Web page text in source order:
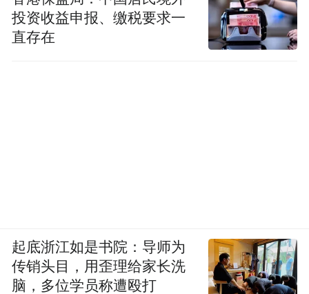
投资收益申报、缴税要求一
直存在
起底浙江如是书院：导师为
传销头目，用歪理给家长洗
脑，多位学员称遭殴打